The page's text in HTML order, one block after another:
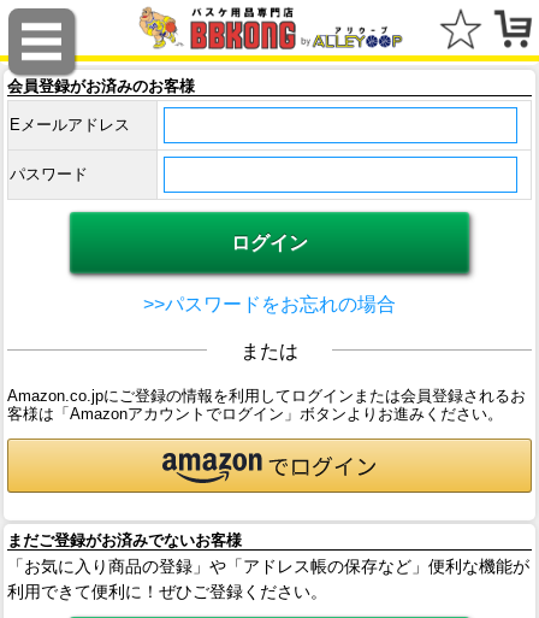
会員登録がお済みのお客様
Eメールアドレス
パスワード
>>パスワードをお忘れの場合
または
Amazon.co.jpにご登録の情報を利用してログインまたは会員登録されるお
客様は「Amazonアカウントでログイン」ボタンよりお進みください。
まだご登録がお済みでないお客様
「お気に入り商品の登録」や「アドレス帳の保存など」便利な機能が
利用できて便利に！ぜひご登録ください。